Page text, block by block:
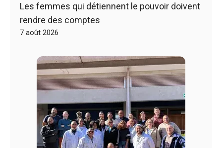
Les femmes qui détiennent le pouvoir doivent
rendre des comptes
7 août 2026